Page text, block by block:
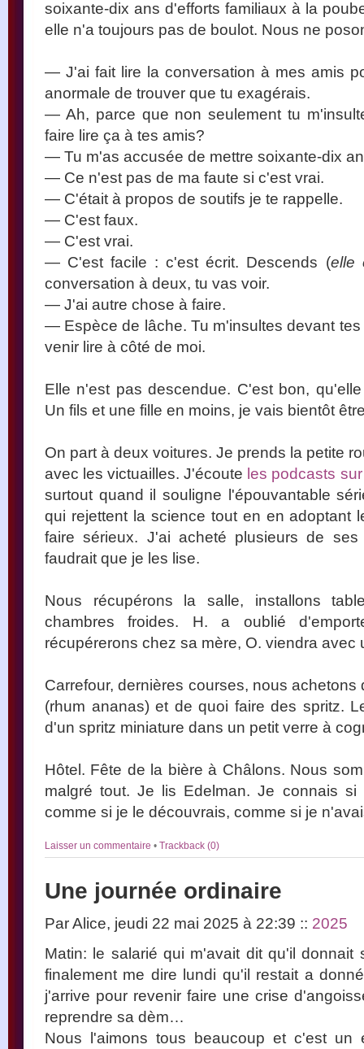
soixante-dix ans d'efforts familiaux à la
elle n'a toujours pas de boulot. Nous ne
— J'ai fait lire la conversation à mes amis
anormale de trouver que tu exagérais.
— Ah, parce que non seulement tu
faire lire ça à tes amis?
— Tu m'as accusée de mettre soixante-dix
— Ce n'est pas de ma faute si c'est vrai.
— C'était à propos de soutifs je te rappelle.
— C'est faux.
— C'est vrai.
— C'est facile : c'est écrit. Descends (elle
conversation à deux, tu vas voir.
— J'ai autre chose à faire.
— Espèce de lâche. Tu m'insultes devant
venir lire à côté de moi.
Elle n'est pas descendue. C'est bon,
Un fils et une fille en moins, je vais bientôt
On part à deux voitures. Je prends la petite
avec les victuailles. J'écoute les podcasts
surtout quand il souligne l'épouvantable
qui rejettent la science tout en en adoptant
faire sérieux. J'ai acheté plusieurs de
faudrait que je les lise.
Nous récupérons la salle, installons
chambres froides. H. a oublié
récupérerons chez sa mère, O. viendra avec
Carrefour, dernières courses, nous
(rhum ananas) et de quoi faire des spritz.
d'un spritz miniature dans un petit verre à
Hôtel. Fête de la bière à Châlons. Nous
malgré tout. Je lis Edelman. Je connais
comme si je le découvrais, comme si je
Laisser un commentaire • Trackback (0)
Une journée ordinaire
Par Alice, jeudi 22 mai 2025 à 22:39 :: 2025
Matin: le salarié qui m'avait dit qu'il donnait
finalement me dire lundi qu'il restait a
j'arrive pour revenir faire une crise
reprendre sa dèm…
Nous l'aimons tous beaucoup et c'est un